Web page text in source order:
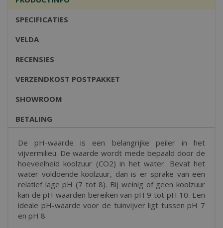
SPECIFICATIES
VELDA
RECENSIES
VERZENDKOST POSTPAKKET
SHOWROOM
BETALING
De pH-waarde is een belangrijke peiler in het
vijvermilieu. De waarde wordt mede bepaald door de
hoeveelheid koolzuur (CO2) in het water. Bevat het
water voldoende koolzuur, dan is er sprake van een
relatief lage pH (7 tot 8). Bij weinig of geen koolzuur
kan de pH waarden bereiken van pH 9 tot pH 10. Een
ideale pH-waarde voor de tuinvijver ligt tussen pH 7
en pH 8.